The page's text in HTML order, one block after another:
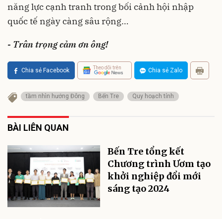
năng lực cạnh tranh trong bối cảnh hội nhập
quốc tế ngày càng sâu rộng…
- Trân trọng cảm ơn ông!
Chia sẻ Facebook Theo dõi trên Chia sẻ Zalo
tầm nhìn hướng Đông Bến Tre Quy hoạch tỉnh
BÀI LIÊN QUAN
Bến Tre tổng kết
Chương trình Ươm tạo
khởi nghiệp đổi mới
sáng tạo 2024